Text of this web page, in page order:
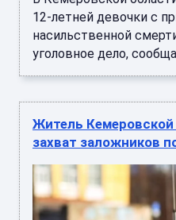
12-летней девочки с
насильственной
уголовное дело,
Житель
захват заложников